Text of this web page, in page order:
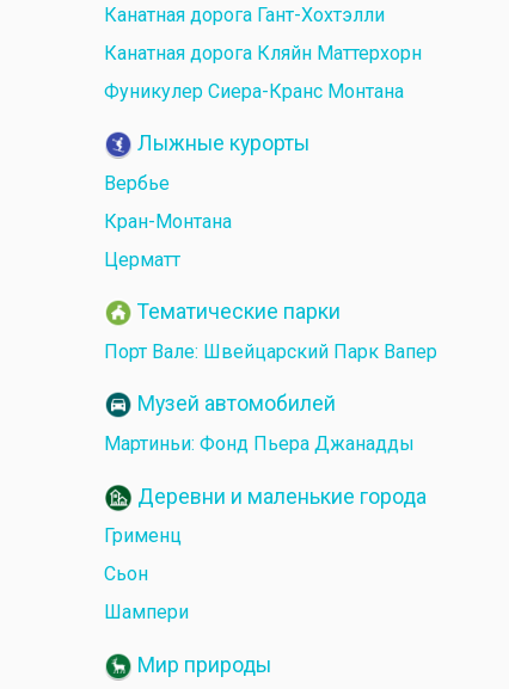
Канатная дорога Гант-Хохтэлли
Канатная дорога Кляйн Маттерхорн
Фуникулер Сиера-Кранс Монтана
Лыжные курорты
Вербье
Кран-Монтана
Церматт
Тематические парки
Порт Вале: Швейцарский Парк Вапер
Музей автомобилей
Мартиньи: Фонд Пьера Джанадды
Деревни и маленькие города
Грименц
Сьон
Шампери
Мир природы